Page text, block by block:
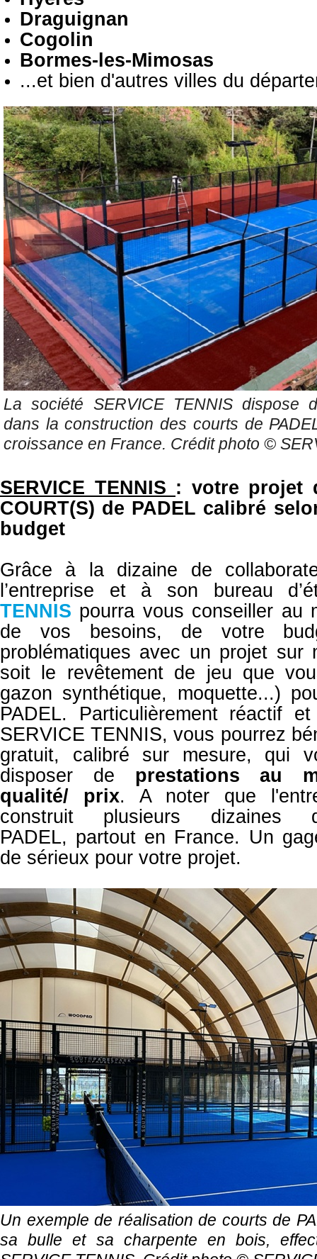
Draguignan
Cogolin
Bormes-les-Mimosas
...et bien d'autres villes du
La société SERVICE TENNIS dispose
dans la construction des courts de
croissance en France. Crédit photo ©
SERVICE TENNIS : votre projet
COURT(S) de PADEL calibré
budget
Grâce à la dizaine de
l’entreprise et à son bureau
TENNIS pourra vous conseiller au
de vos besoins, de votre
problématiques avec un projet sur
soit le revêtement de jeu que
gazon synthétique, moquette...)
PADEL. Particulièrement réactif
SERVICE TENNIS, vous pourrez
gratuit, calibré sur mesure, qui
disposer de prestations
au
qualité/ prix. A noter que
construit plusieurs
PADEL, partout en France. Un
de sérieux pour votre projet.
Un exemple de réalisation de courts de
sa bulle et sa charpente en bois,